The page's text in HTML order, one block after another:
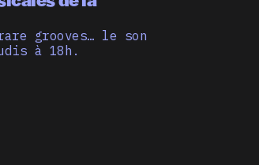
grooves… le son
à 18h.